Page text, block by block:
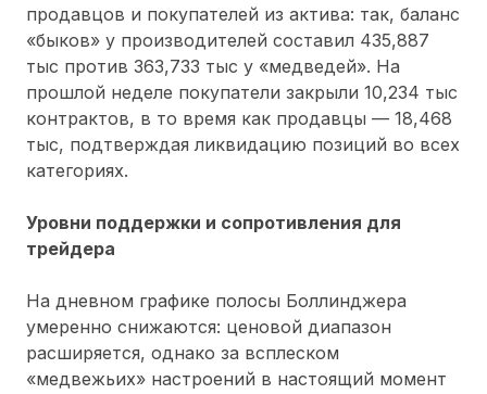
продавцов и покупателей из актива: так, баланс
«быков» у производителей составил 435,887
тыс против 363,733 тыс у «медведей». На
прошлой неделе покупатели закрыли 10,234 тыс
контрактов, в то время как продавцы — 18,468
тыс, подтверждая ликвидацию позиций во всех
категориях.
Уровни поддержки и сопротивления для
трейдера
На дневном графике полосы Боллинджера
умеренно снижаются: ценовой диапазон
расширяется, однако за всплеском
«медвежьих» настроений в настоящий момент